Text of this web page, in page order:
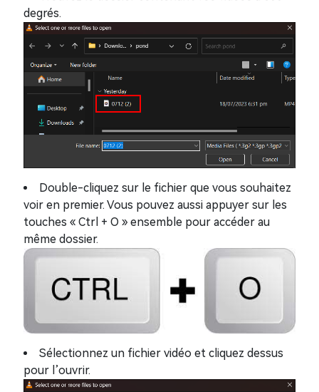
degrés.
Double-cliquez sur le fichier que vous souhaitez
voir en premier. Vous pouvez aussi appuyer sur les
touches « Ctrl + O » ensemble pour accéder au
même dossier.
Sélectionnez un fichier vidéo et cliquez dessus
pour l’ouvrir.